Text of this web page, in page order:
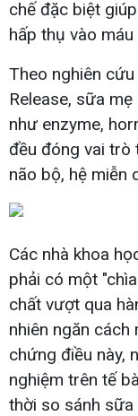
chế đặc biệt
hấp thụ vào
Theo nghiên
Release, sữa
như enzyme,
đều đóng vai trò
não bộ, hệ miễn
Các nhà khoa
phải có một
chất vượt qua
nhiên ngăn
chứng điều này,
nghiệm trên tế
thời so sánh